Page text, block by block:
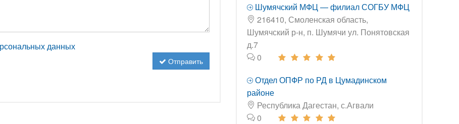
данных
Отправить
Шумячский МФЦ — филиал СОГБУ МФЦ
216410, Смоленская область,
Шумячский р-н, п. Шумячи ул. Понятовская
д.7
0
Отдел ОПФР по РД в Цумадинском
районе
Республика Дагестан, с.Агвали
0